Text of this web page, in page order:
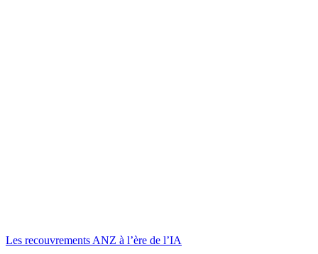
Les recouvrements ANZ à l’ère de l’IA